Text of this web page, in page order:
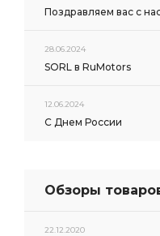
Поздравляем вас с
28.06.2024
SORL в RuMotors
12.06.2024
С Днем России
Обзоры
22.12.2020